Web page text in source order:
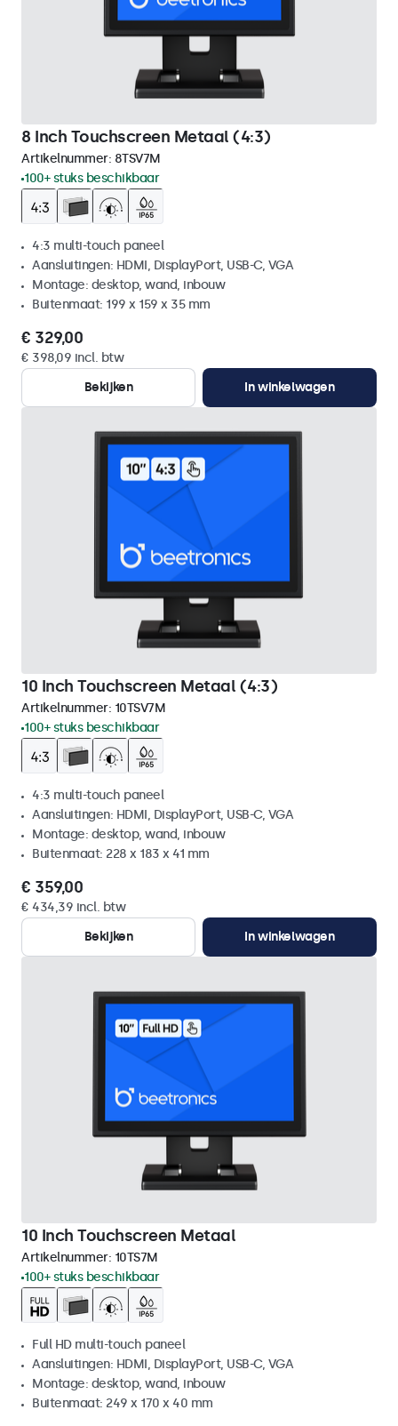
8 Inch Touchscreen Metaal (4:3)
Artikelnummer: 8TSV7M
100+ stuks beschikbaar
4:3 multi-touch paneel
Aansluitingen: HDMI, DisplayPort, USB-C, VGA
Montage: desktop, wand, inbouw
Buitenmaat: 199 x 159 x 35 mm
€ 329,00
€ 398,09 incl. btw
Bekijken
In winkelwagen
10 Inch Touchscreen Metaal (4:3)
Artikelnummer: 10TSV7M
100+ stuks beschikbaar
4:3 multi-touch paneel
Aansluitingen: HDMI, DisplayPort, USB-C, VGA
Montage: desktop, wand, inbouw
Buitenmaat: 228 x 183 x 41 mm
€ 359,00
€ 434,39 incl. btw
Bekijken
In winkelwagen
10 Inch Touchscreen Metaal
Artikelnummer: 10TS7M
100+ stuks beschikbaar
Full HD multi-touch paneel
Aansluitingen: HDMI, DisplayPort, USB-C, VGA
Montage: desktop, wand, inbouw
Buitenmaat: 249 x 170 x 40 mm